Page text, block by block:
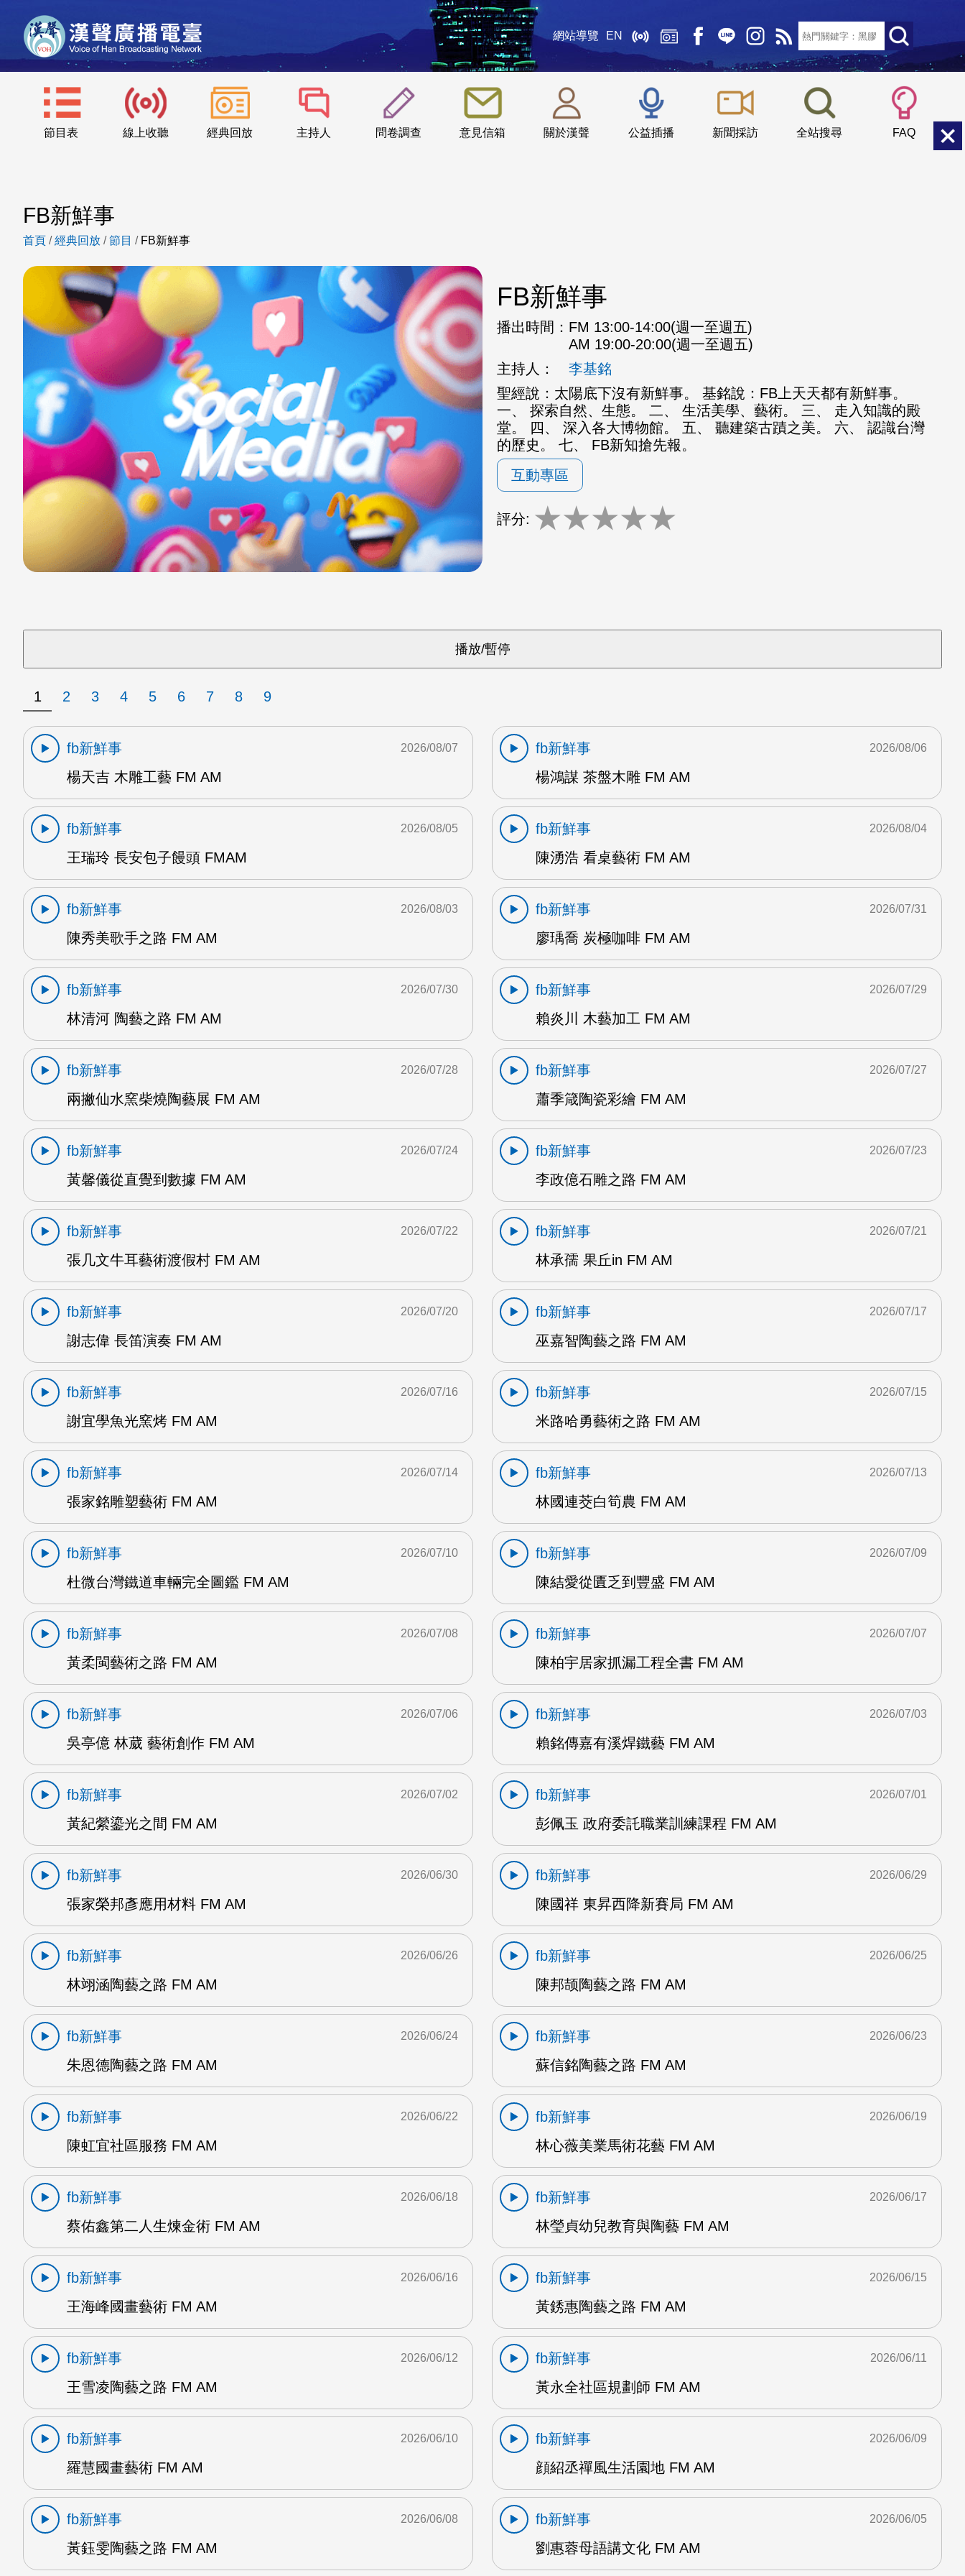
網站導覽 EN
節目表 線上收聽 經典回放 主持人 問卷調查 意見信箱 關於漢聲 公益插播 新聞採訪 全站搜尋 FAQ
::: 小 中
FB新鮮事
首頁 /經典回放 /節目 / FB新鮮事
FB新鮮事
播出時間： FM 13:00-14:00(週一至週五)
AM 19:00-20:00(週一至週五)
主持人：
李基銘
聖經說：太陽底下沒有新鮮事。 基銘說：FB上天天都有新鮮事。
一、 探索自然、生態。 二、 生活美學、藝術。 三、 走入知識的殿
堂。 四、 深入各大博物館。 五、 聽建築古蹟之美。 六、 認識台灣
的歷史。 七、 FB新知搶先報。
互動專區
評分: ★★★★★
1 2 3 4 5 6 7 8 9
fb新鮮事
楊天吉 木雕工藝 FM AM
2026/08/07
fb新鮮事
楊鴻謀 茶盤木雕 FM AM
2026/08/06
fb新鮮事
王瑞玲 長安包子饅頭 FMAM
2026/08/05
fb新鮮事
陳湧浩 看桌藝術 FM AM
2026/08/04
fb新鮮事
陳秀美歌手之路 FM AM
2026/08/03
fb新鮮事
廖瑀喬 炭極咖啡 FM AM
2026/07/31
fb新鮮事
林清河 陶藝之路 FM AM
2026/07/30
fb新鮮事
賴炎川 木藝加工 FM AM
2026/07/29
fb新鮮事
兩撇仙水窯柴燒陶藝展 FM AM
2026/07/28
fb新鮮事
蕭季箴陶瓷彩繪 FM AM
2026/07/27
fb新鮮事
黃馨儀從直覺到數據 FM AM
2026/07/24
fb新鮮事
李政億石雕之路 FM AM
2026/07/23
fb新鮮事
張几文牛耳藝術渡假村 FM AM
2026/07/22
fb新鮮事
林承孺 果丘in FM AM
2026/07/21
fb新鮮事
謝志偉 長笛演奏 FM AM
2026/07/20
fb新鮮事
巫嘉智陶藝之路 FM AM
2026/07/17
fb新鮮事
謝宜學魚光窯烤 FM AM
2026/07/16
fb新鮮事
米路哈勇藝術之路 FM AM
2026/07/15
fb新鮮事
張家銘雕塑藝術 FM AM
2026/07/14
fb新鮮事
林國連茭白筍農 FM AM
2026/07/13
fb新鮮事
杜微台灣鐵道車輛完全圖鑑 FM AM
2026/07/10
fb新鮮事
陳結愛從匱乏到豐盛 FM AM
2026/07/09
fb新鮮事
黃柔閩藝術之路 FM AM
2026/07/08
fb新鮮事
陳柏宇居家抓漏工程全書 FM AM
2026/07/07
fb新鮮事
吳亭億 林葳 藝術創作 FM AM
2026/07/06
fb新鮮事
賴銘傳嘉有溪焊鐵藝 FM AM
2026/07/03
fb新鮮事
黃紀縈鎏光之間 FM AM
2026/07/02
fb新鮮事
彭佩玉 政府委託職業訓練課程 FM AM
2026/07/01
fb新鮮事
張家榮邦彥應用材料 FM AM
2026/06/30
fb新鮮事
陳國祥 東昇西降新賽局 FM AM
2026/06/29
fb新鮮事
林翊涵陶藝之路 FM AM
2026/06/26
fb新鮮事
陳邦颉陶藝之路 FM AM
2026/06/25
fb新鮮事
朱恩德陶藝之路 FM AM
2026/06/24
fb新鮮事
蘇信銘陶藝之路 FM AM
2026/06/23
fb新鮮事
陳虹宜社區服務 FM AM
2026/06/22
fb新鮮事
林心薇美業馬術花藝 FM AM
2026/06/19
fb新鮮事
蔡佑鑫第二人生煉金術 FM AM
2026/06/18
fb新鮮事
林瑩貞幼兒教育與陶藝 FM AM
2026/06/17
fb新鮮事
王海峰國畫藝術 FM AM
2026/06/16
fb新鮮事
黃銹惠陶藝之路 FM AM
2026/06/15
fb新鮮事
王雪凌陶藝之路 FM AM
2026/06/12
fb新鮮事
黃永全社區規劃師 FM AM
2026/06/11
fb新鮮事
羅慧國畫藝術 FM AM
2026/06/10
fb新鮮事
顔紹丞禪風生活園地 FM AM
2026/06/09
fb新鮮事
黃鈺雯陶藝之路 FM AM
2026/06/08
fb新鮮事
劉惠蓉母語講文化 FM AM
2026/06/05